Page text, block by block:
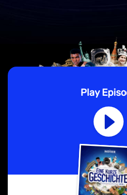
Play